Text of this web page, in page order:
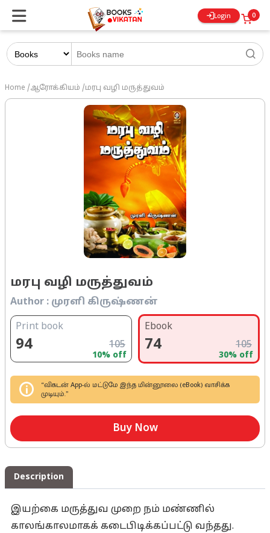
Login 0
Home /ஆரோக்கியம் /மரபு வழி மருத்துவம்
மரபு வழி மருத்துவம்
Author : முரளி கிருஷ்ணன்
Print book
94 105
10% off
Ebook
74 105
30% off
“விகடன் App-ல் மட்டுமே இந்த மின்னூலை (eBook) வாசிக்க
முடியும்.”
Buy Now
Description
இயற்கை மருத்துவ முறை நம் மண்ணில்
காலங்காலமாகக் கடைபிடிக்கப்பட்டு வந்தது.